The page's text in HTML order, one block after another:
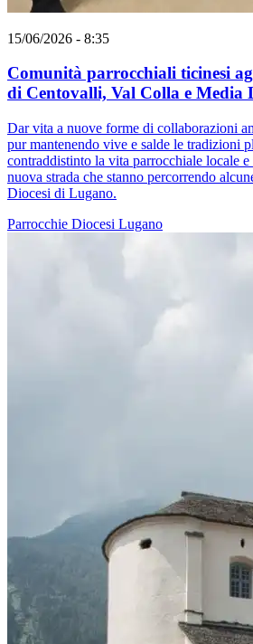
15/06/2026 - 8:35
Comunità parrocchiali ticinesi
di Centovalli, Val Colla e Media
Dar vita a nuove forme di collaborazioni
pur mantenendo vive e salde le tradizioni
contraddistinto la vita parrocchiale locale e
nuova strada che stanno percorrendo
Diocesi di Lugano.
Parrocchie Diocesi Lugano